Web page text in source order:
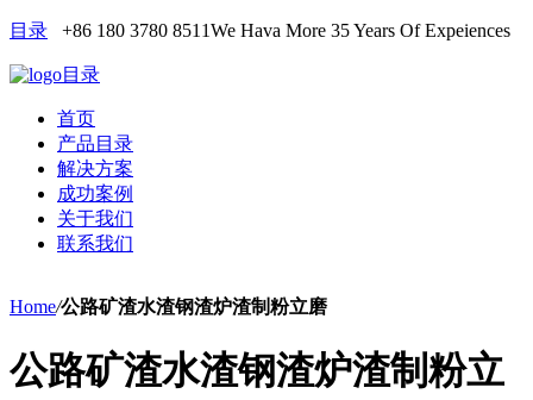
目录 +86 180 3780 8511We Hava More 35 Years Of Expeiences
目录
首页
产品目录
解决方案
成功案例
关于我们
联系我们
Home/公路矿渣水渣钢渣炉渣制粉立磨
公路矿渣水渣钢渣炉渣制粉立